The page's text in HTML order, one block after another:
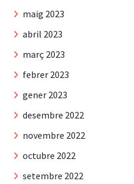
maig 2023
abril 2023
març 2023
febrer 2023
gener 2023
desembre 2022
novembre 2022
octubre 2022
setembre 2022